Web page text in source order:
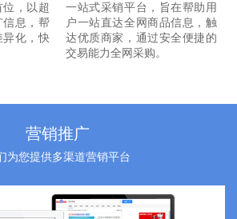
，以超
信息，帮
异化，快
一站式采销平台，旨在帮助用
户一站直达全网商品信息，触
达优质商家，通过安全便捷的
交易能力全网采购。
营销推广
为您提供多渠道营销平台